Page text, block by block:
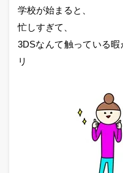
学校が始まると、
忙しすぎて、
3DSなんて触っている
リ